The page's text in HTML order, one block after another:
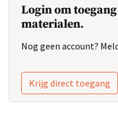
Login om
materialen.
Nog geen account?
Krijg direct toegang